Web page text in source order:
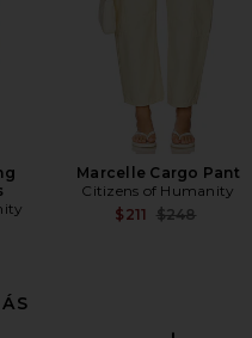
Marcelle Cargo Pant
Citizens of Humanity
$211 Previous price:
$248